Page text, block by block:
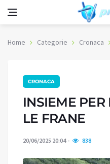
Home Categorie Cronaca
CRONACA
INSIEME
LE FRANE
20/06/2025 20:04 838